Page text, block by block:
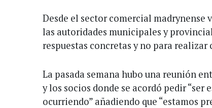
Desde el sector comercial madrynense
las autoridades municipales y
respuestas concretas y no para
La pasada semana hubo una reunión
y los socios donde se acordó pedir “ser
ocurriendo” añadiendo que “estamos